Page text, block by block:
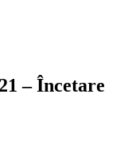
– Încetare